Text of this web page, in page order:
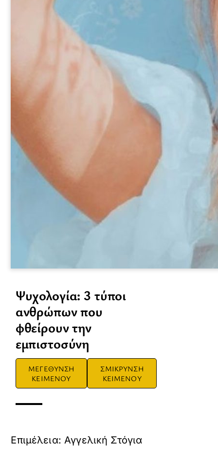
Ψυχολογία: 3 τύποι
ανθρώπων που
φθείρουν την
εμπιστοσύνη
ΜΕΓΕΘΥΝΣΗ
ΚΕΙΜΕΝΟΥ
ΣΜΙΚΡΥΝΣΗ
ΚΕΙΜΕΝΟΥ
Επιμέλεια: Αγγελική Στόγια